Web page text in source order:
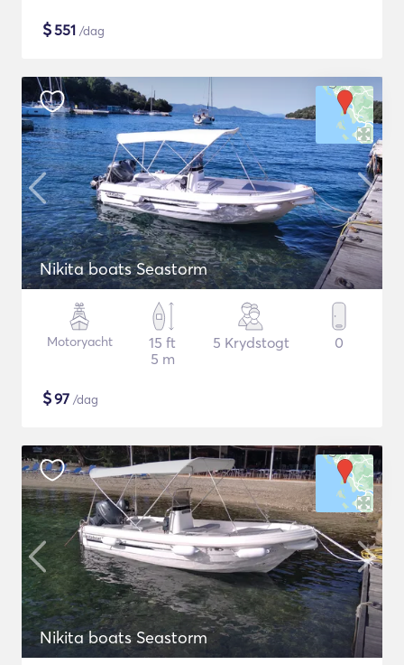
$551 /dag
Nikita boats Seastorm
Motoryacht
15 ft
5 m
5 Krydstogt 0
$97 /dag
Nikita boats Seastorm